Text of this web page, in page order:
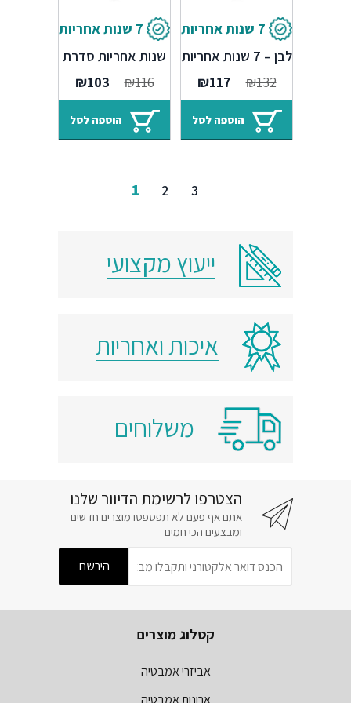
7 שנות אחריות
מחזיק לנייר טואלט
לבן – 7 שנות אחריות
סדרת Amsterdam₪132
המחיר
המקורי
היה:
₪132.
₪117
הנוכחי
הוא:
₪117.
הוספה לסל
7 שנות אחריות
קולב זוגי לבן – 7
שנות אחריות סדרת
Amsterdam
₪116
המחיר
המקורי
היה:
₪116.
₪103
הנוכחי
הוא:
₪103.
הוספה לסל
1 2 3
ייעוץ מקצועי
איכות ואחריות
משלוחים
הצטרפו לרשימת הדיוור שלנו
אתם אף פעם לא תפספסו מוצרים חדשים
ומבצעים הכי חמים
קטלוג מוצרים
אביזרי אמבטיה
ארונות אמבטיה